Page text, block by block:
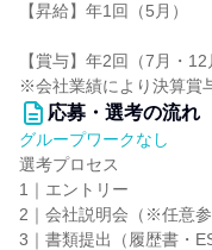
【昇給】年1回（5月）
【賞与】年2回（7月・12
※会社業績により決算賞
応募・選考の流れ
グループワークなし
選考プロセス
1｜エントリー
2｜会社説明会（※任意参
3｜書類提出（履歴書・